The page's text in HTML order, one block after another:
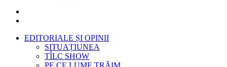
EDITORIALE ȘI OPINII
SITUAȚIUNEA
TÎLC SHOW
PE CE LUME TRĂIM